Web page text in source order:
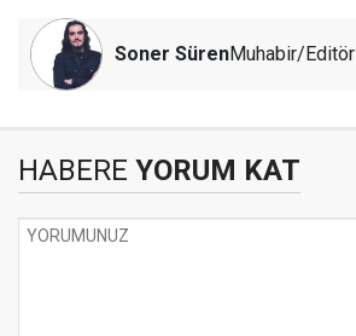
Soner SürenMuhabir/Editör
HABERE YORUM KAT